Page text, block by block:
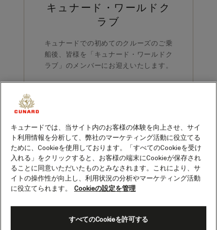
キュナード・ワールドク
ラブ
キュナードでの初めてのクルーズのご乗
船後、皆様を「キュナード・ワールドク
ラブ」のメンバーにお迎えいたします。
メンバーシップ
キュナード・ワールドクラブには、乗船回数や日数に応じて、シルバ
乗船の際にさまざまな特典をご利用いただけます。
キュナードでは、当サイト内のお客様の体験を向上させ、サイ
ト利用情報を分析して、弊社のマーケティング活動に役立てる
ために、Cookieを使用しております。「すべてのCookieを受け
入れる」をクリックすると、お客様の端末にCookieが保存され
ることに同意いただいたものとみなされます。これにより、サ
イトの操作性が向上し、利用状況の分析やマーケティング活動
に役立てられます。
Cookieの設定を管理
すべてのCookieを許可する